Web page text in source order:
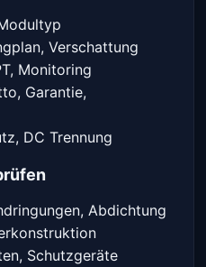
Verschattung
Monitoring
Garantie,
DC Trennung
Abdichtung
Schutzgeräte